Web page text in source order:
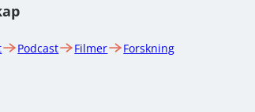
Podcast Filmer Forskning